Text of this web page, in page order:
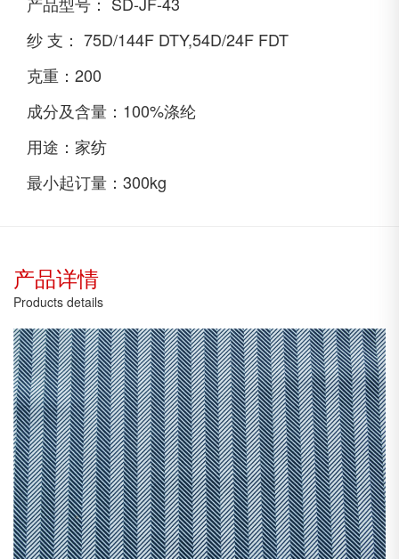
纱 支： 75D/144F DTY,54D/24F FDT
克重： 200
成分及含量： 100%涤纶
用途： 家纺
最小起订量： 300kg
产品详情
Products details